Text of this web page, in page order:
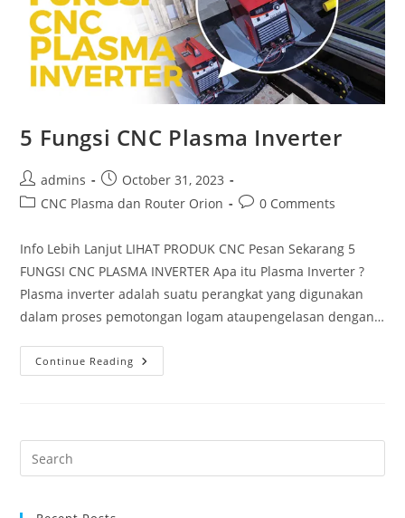
5 Fungsi CNC Plasma Inverter
Post
author:
admins
Post
published:
October 31, 2023
PostCNC Plasma dan Router Orion
Post0 Comments
Info Lebih Lanjut LIHAT PRODUK CNC Pesan Sekarang 5
FUNGSI CNC PLASMA INVERTER Apa itu Plasma Inverter ?
Plasma inverter adalah suatu perangkat yang digunakan
dalam proses pemotongan logam ataupengelasan dengan…
Continue Reading
Fungsi